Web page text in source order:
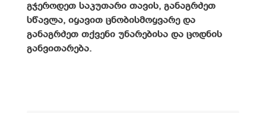
გჯეროდეთ საკუთარი თავის, განაგრძეთ
სწავლა, იყავით ცნობისმოყვარე და
განაგრძეთ თქვენი უნარებისა და ცოდნის
განვითარება.